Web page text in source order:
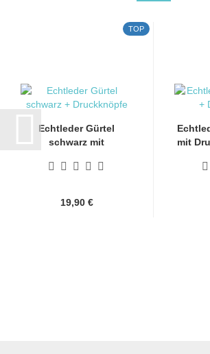
TOP
Echtleder Gürtel
schwarz mit
19,90 €
mit